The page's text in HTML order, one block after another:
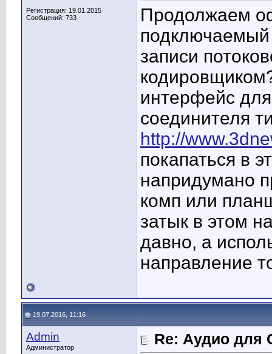
Регистрация: 19.01.2015
Сообщений: 733
Продолжаем
подключаемый
записи
интерфейс
соединителя
http://
покапаться в
напридумано
комп или
затык в этом
давно, а
направление
19.07.2016, 11:16
Admin
Администратор Re: Аудио для